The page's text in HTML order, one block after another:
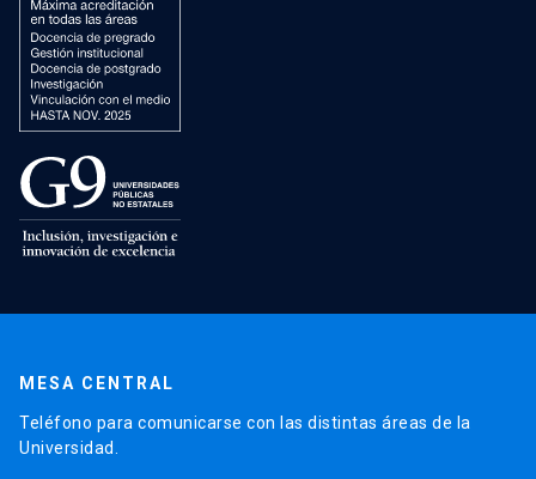
MESA CENTRAL
Teléfono para comunicarse con las distintas áreas de la
Universidad.